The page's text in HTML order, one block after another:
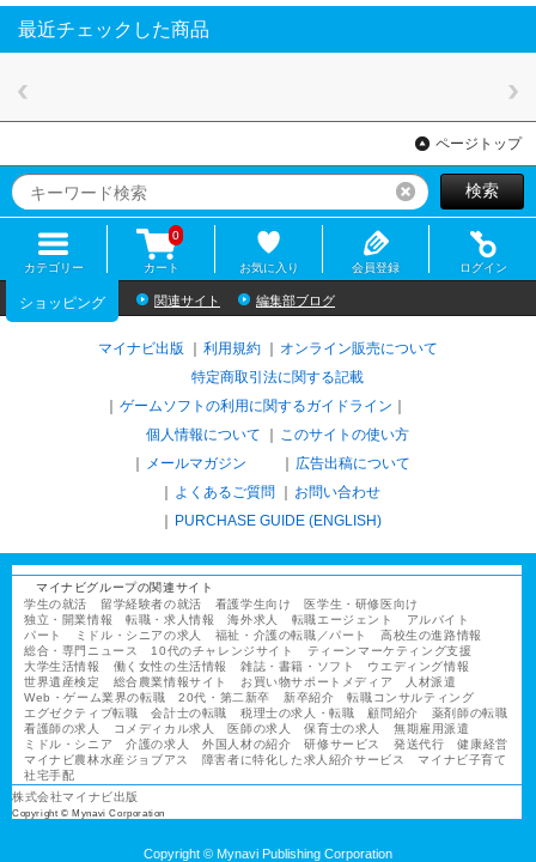
最近チェックした商品
ページトップ
リセット検索
カテゴリー カート
0
お気に入り 会員登録 ログイン
ショッピング 関連サイト 編集部ブログ
マイナビ出版 利用規約
オンライン販売について
特定商取引法に関する記載
ゲームソフトの利用に関するガイドライン ｜
個人情報について
このサイトの使い方
メールマガジン
広告出稿について
よくあるご質問
お問い合わせ
PURCHASE GUIDE (ENGLISH)
マイナビグループの関連サイト
学生の就活
留学経験者の就活 看護学生向け
医学生・研修医向け
独立・開業情報
転職・求人情報 海外求人 転職エージェント
アルバイト
パート
ミドル・シニアの求人 福祉・介護の転職／パート
高校生の進路情報
総合・専門ニュース
10代のチャレンジサイト
ティーンマーケティング支援
大学生活情報
働く女性の生活情報 雑誌・書籍・ソフト
ウエディング情報
世界遺産検定
総合農業情報サイト お買い物サポートメディア
人材派遣
Web・ゲーム業界の転職
20代・第二新卒 新卒紹介
転職コンサルティング
エグゼクティブ転職
会計士の転職 税理士の求人・転職 顧問紹介
薬剤師の転職
看護師の求人
コメディカル求人 医師の求人 保育士の求人
無期雇用派遣
ミドル・シニア
介護の求人 外国人材の紹介 研修サービス 発送代行
健康経営
マイナビ農林水産ジョブアス
障害者に特化した求人紹介サービス
マイナビ子育て
社宅手配
株式会社マイナビ出版
Copyright © Mynavi Corporation
Copyright © Mynavi Publishing Corporation